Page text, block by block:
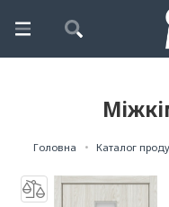
Головна Каталог